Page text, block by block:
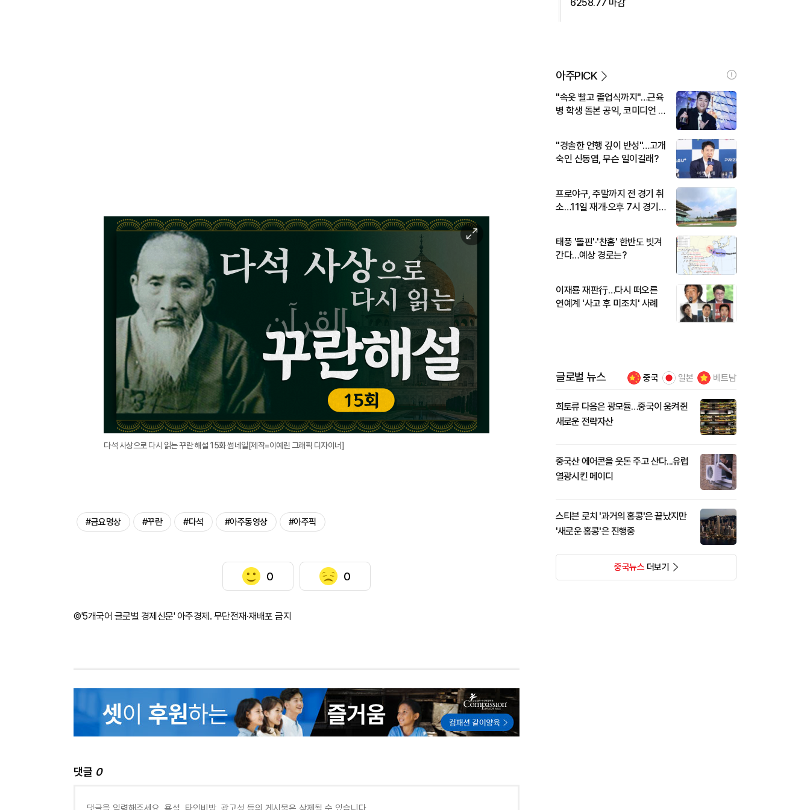
이
미
대
다석 사상으로 다시 읽는 꾸란 해설 15화 썸네일[제작=이예린 그래픽 디자이너]
#금요명상 #꾸란 #다석 #아주동영상 #아주픽
0 0
©'5개국어 글로벌 경제신문' 아주경제. 무단전재·재배포 금지
댓글 0
6258.77 마감
아주PICK
"속옷 빨고 졸업식까지"…근육
병 학생 돌본 공익, 코미디언 김
"경솔한 언행 깊이 반성"…고개
숙인 신동엽, 무슨 일이길래?
프로야구, 주말까지 전 경기 취
소…11일 재개·오후 7시 경기
태풍 '돌핀'·'찬홈' 한반도 빗겨
간다…예상 경로는?
이재룡 재판行…다시 떠오른
연예계 '사고 후 미조치' 사례
글로벌 뉴스 중국 일본 베트남
희토류 다음은 광모듈…중국이 움켜쥔
새로운 전략자산
중국산 에어콘을 웃돈 주고 산다...유럽
열광시킨 메이디
스티븐 로치 '과거의 홍콩'은 끝났지만
'새로운 홍콩'은 진행중
중국뉴스더보기